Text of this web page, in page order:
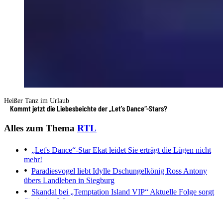
Heißer Tanz im Urlaub
Kommt jetzt die Liebesbeichte der „Let's Dance“-Stars?
Alles zum Thema RTL
„Let's Dance“-Star Ekat leidet Sie erträgt die Lügen nicht
mehr!
Paradiesvogel liebt Idylle Dschungelkönig Ross Antony
übers Landleben in Siegburg
Skandal bei „Temptation Island VIP“ Aktuelle Folge sorgt